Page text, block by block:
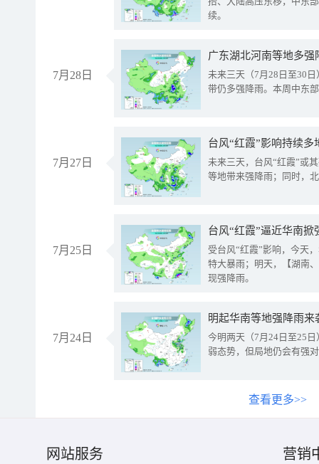
续。
7月28日
广东湖北河南等地多
未来三天（7月28日至30
带仍多强降雨。本周中东
7月27日
台风“红霞”影响持续
未来三天，台风“红霞”或
等地带来强降雨；同时，
7月25日
台风“红霞”逼近华南
受台风“红霞”影响，今天
特大暴雨；明天，【湖南
现强降雨。
7月24日
明起华南等地强降雨
今明两天（7月24日至25
弱态势，但局地仍会有强
查看更多>>
网站服务 营销